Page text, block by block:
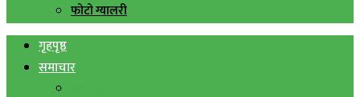
फोटो ग्यालरी
गृहपृष्ठ
समाचार